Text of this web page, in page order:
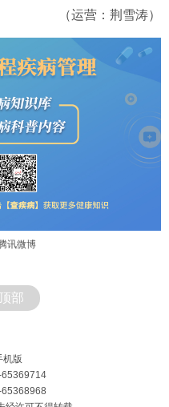
（运营：荆雪涛）
讯微博
部
机版